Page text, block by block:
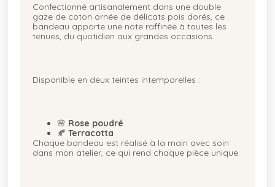
Confectionné artisanalement dans une double
gaze de coton ornée de délicats pois dorés, ce
bandeau apporte une note raffinée à toutes les
tenues, du quotidien aux grandes occasions.
Disponible en deux teintes intemporelles :
🌸 Rose poudré
🍂Terracotta
Chaque bandeau est réalisé à la main avec soin
dans mon atelier, ce qui rend chaque pièce unique.